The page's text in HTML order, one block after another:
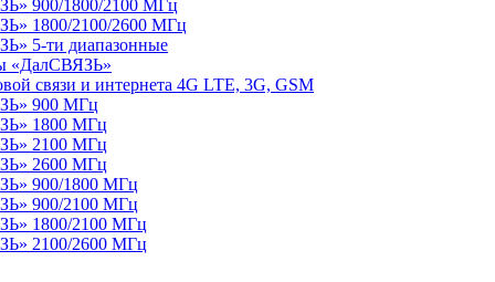
900/1800/2100 МГц
1800/2100/2600 МГц
5-ти диапазонные
«ДалСВЯЗЬ»
связи и интернета 4G LTE, 3G, GSM
900 МГц
1800 МГц
2100 МГц
2600 МГц
900/1800 МГц
900/2100 МГц
1800/2100 МГц
2100/2600 МГц